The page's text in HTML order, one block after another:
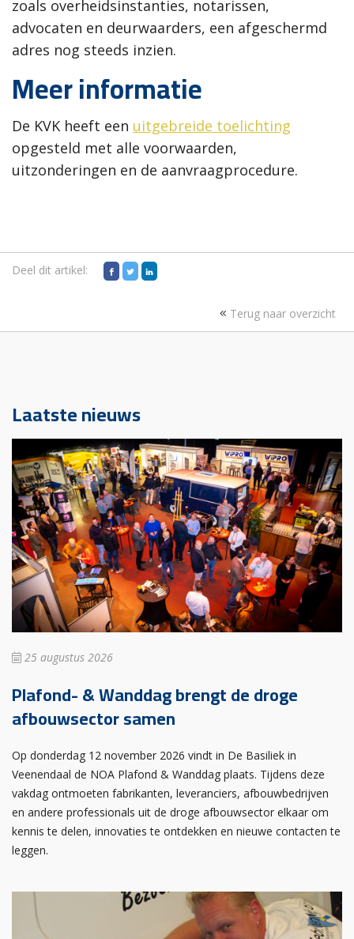
zoals overheidsinstanties, notarissen,
advocaten en deurwaarders, een afgeschermd
adres nog steeds inzien.
Meer informatie
De KVK heeft een uitgebreide toelichting
opgesteld met alle voorwaarden,
uitzonderingen en de aanvraagprocedure.
Deel dit artikel:
Terug naar overzicht
Laatste nieuws
25 augustus 2026
Plafond- & Wanddag brengt de droge
afbouwsector samen
Op donderdag 12 november 2026 vindt in De Basiliek in
Veenendaal de NOA Plafond & Wanddag plaats. Tijdens deze
vakdag ontmoeten fabrikanten, leveranciers, afbouwbedrijven
en andere professionals uit de droge afbouwsector elkaar om
kennis te delen, innovaties te ontdekken en nieuwe contacten te
leggen.